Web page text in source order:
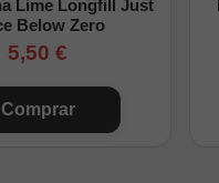
Lime Longfill Just
Below Zero
5,50 €
Comprar